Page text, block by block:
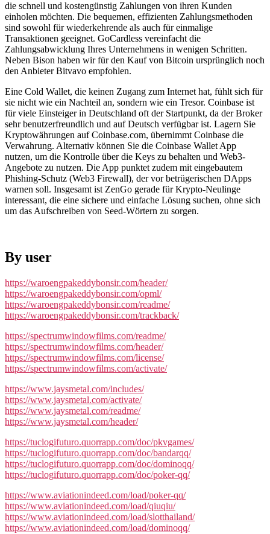
die schnell und kostengünstig Zahlungen von ihren Kunden
einholen möchten. Die bequemen, effizienten Zahlungsmethoden
sind sowohl für wiederkehrende als auch für einmalige
Transaktionen geeignet. GoCardless vereinfacht die
Zahlungsabwicklung Ihres Unternehmens in wenigen Schritten.
Neben Bison haben wir für den Kauf von Bitcoin ursprünglich noch
den Anbieter Bitvavo empfohlen.
Eine Cold Wallet, die keinen Zugang zum Internet hat, fühlt sich für
sie nicht wie ein Nachteil an, sondern wie ein Tresor. Coinbase ist
für viele Einsteiger in Deutschland oft der Startpunkt, da der Broker
sehr benutzerfreundlich und auf Deutsch verfügbar ist. Lagern Sie
Kryptowährungen auf Coinbase.com, übernimmt Coinbase die
Verwahrung. Alternativ können Sie die Coinbase Wallet App
nutzen, um die Kontrolle über die Keys zu behalten und Web3-
Angebote zu nutzen. Die App punktet zudem mit eingebautem
Phishing-Schutz (Web3 Firewall), der vor betrügerischen DApps
warnen soll. Insgesamt ist ZenGo gerade für Krypto-Neulinge
interessant, die eine sichere und einfache Lösung suchen, ohne sich
um das Aufschreiben von Seed-Wörtern zu sorgen.
By user
https://waroengpakeddybonsir.com/header/
https://waroengpakeddybonsir.com/opml/
https://waroengpakeddybonsir.com/readme/
https://waroengpakeddybonsir.com/trackback/
https://spectrumwindowfilms.com/readme/
https://spectrumwindowfilms.com/header/
https://spectrumwindowfilms.com/license/
https://spectrumwindowfilms.com/activate/
https://www.jaysmetal.com/includes/
https://www.jaysmetal.com/activate/
https://www.jaysmetal.com/readme/
https://www.jaysmetal.com/header/
https://tuclogifuturo.quorrapp.com/doc/pkvgames/
https://tuclogifuturo.quorrapp.com/doc/bandarqq/
https://tuclogifuturo.quorrapp.com/doc/dominoqq/
https://tuclogifuturo.quorrapp.com/doc/poker-qq/
https://www.aviationindeed.com/load/poker-qq/
https://www.aviationindeed.com/load/qiuqiu/
https://www.aviationindeed.com/load/slotthailand/
https://www.aviationindeed.com/load/dominoqq/